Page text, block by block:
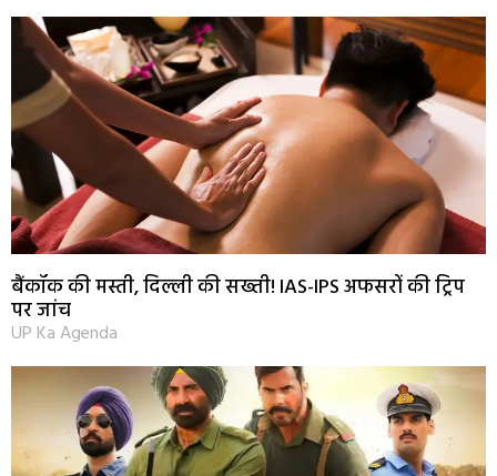
बैंकॉक की मस्ती, दिल्ली की सख्ती! IAS-IPS अफसरों की ट्रिप
पर जांच
UP Ka Agenda